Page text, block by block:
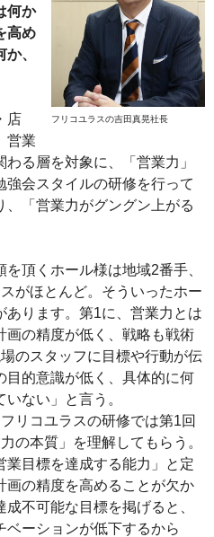
フリコユラスの吉田真晃社長
何か
高め
、
店
営業
る層を対象に、「営業力」
強会スタイルの研修を行って
「営業力がグングン上がる
頂くホール様は地域2番手、
がほとんど。そういったホー
あります。第1に、営業力とは
画の精度が低く、戦略も戦術
のスタッフに目標や行動が伝
目的意識が低く、具体的に何
ない」と言う。
リコユラスの研修では第1回
の本質」を理解してもらう。
業目標を達成する能力」と定
画の精度を高めることが欠か
不可能な目標を掲げると、
ーションが低下するから